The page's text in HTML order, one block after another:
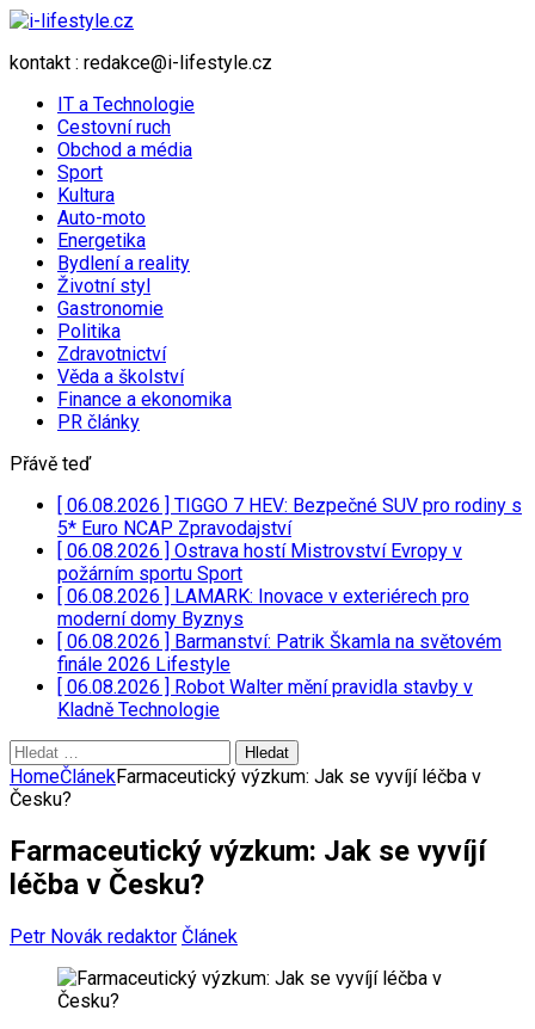
kontakt : redakce@i-lifestyle.cz
IT a Technologie
Cestovní ruch
Obchod a média
Sport
Kultura
Auto-moto
Energetika
Bydlení a reality
Životní styl
Gastronomie
Politika
Zdravotnictví
Věda a školství
Finance a ekonomika
PR články
Přávě teď
[ 06.08.2026 ] TIGGO 7 HEV: Bezpečné SUV pro rodiny s
5* Euro NCAP Zpravodajství
[ 06.08.2026 ] Ostrava hostí Mistrovství Evropy v
požárním sportu Sport
[ 06.08.2026 ] LAMARK: Inovace v exteriérech pro
moderní domy Byznys
[ 06.08.2026 ] Barmanství: Patrik Škamla na světovém
finále 2026 Lifestyle
[ 06.08.2026 ] Robot Walter mění pravidla stavby v
Kladně Technologie
Vyhledávání
HomeČlánekFarmaceutický výzkum: Jak se vyvíjí léčba v
Česku?
Farmaceutický výzkum: Jak se vyvíjí
léčba v Česku?
Petr Novák redaktor Článek